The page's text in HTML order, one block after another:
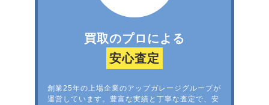
買取のプロによる
安心査定
創業25年の上場企業のアップガレージグループが
運営しています。豊富な実績と丁寧な査定で、安